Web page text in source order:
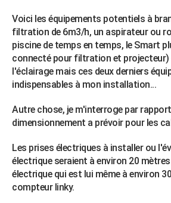
Alimentation
Guide de la santé
Maladies
Médicaments
Sommeil
VOYAGE
Destinations
City break
Voyage nature
Voyage de noces
Forum
Climat
+PHOTO
GUIDES D'ACHAT
BONS PLANS
CARTE DE VOEUX
Carte de Noël
Carte Bonne année
Carte Saint-Valentin
Carte Pâques
Carte d'anniversaire
DICTIONNAIRE
Dictionnaire
Biographies
Citations
Expressions
Proverbes
PROGRAMME TV
Voici les équipements potentiels à
filtration de 6m3/h, un aspirateur ou
piscine de temps en temps, le Smart
connecté pour filtration et projecteur)
l'éclairage mais ces deux derniers
indispensables à mon installation...
Autre chose, je m'interroge par
dimensionnement a prévoir pour les
Les prises électriques à installer ou
électrique seraient à environ 20
électrique qui est lui même à environ
compteur linky.